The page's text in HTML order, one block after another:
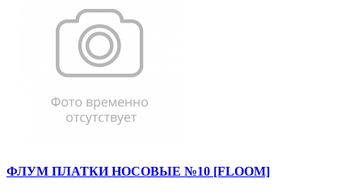
ФЛУМ ПЛАТКИ НОСОВЫЕ №10 [FLOOM]